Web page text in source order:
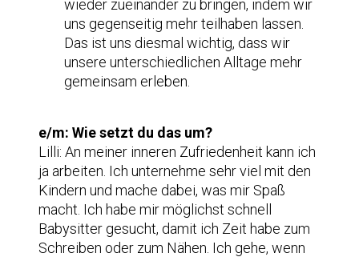
wieder zueinander zu bringen, indem wir
uns gegenseitig mehr teilhaben lassen.
Das ist uns diesmal wichtig, dass wir
unsere unterschiedlichen Alltage mehr
gemeinsam erleben.
e/m: Wie setzt du das um?
Lilli: An meiner inneren Zufriedenheit kann ich
ja arbeiten. Ich unternehme sehr viel mit den
Kindern und mache dabei, was mir Spaß
macht. Ich habe mir möglichst schnell
Babysitter gesucht, damit ich Zeit habe zum
Schreiben oder zum Nähen. Ich gehe, wenn